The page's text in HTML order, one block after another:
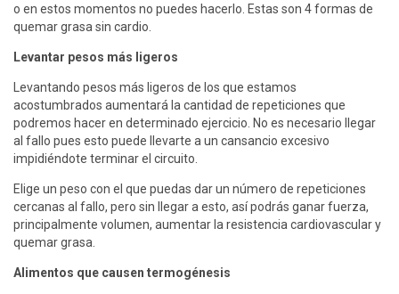
o en estos momentos no puedes hacerlo. Estas son 4 formas de
quemar grasa sin cardio.
Levantar pesos más ligeros
Levantando pesos más ligeros de los que estamos
acostumbrados aumentará la cantidad de repeticiones que
podremos hacer en determinado ejercicio. No es necesario llegar
al fallo pues esto puede llevarte a un cansancio excesivo
impidiéndote terminar el circuito.
Elige un peso con el que puedas dar un número de repeticiones
cercanas al fallo, pero sin llegar a esto, así podrás ganar fuerza,
principalmente volumen, aumentar la resistencia cardiovascular y
quemar grasa.
Alimentos que causen termogénesis